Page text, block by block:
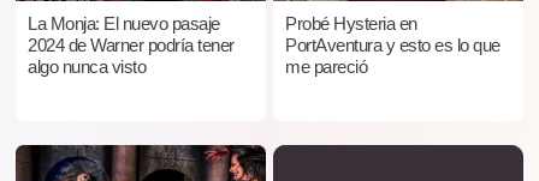
La Monja: El nuevo pasaje
2024 de Warner podría tener
algo nunca visto
Probé Hysteria en
PortAventura y esto es lo que
me pareció